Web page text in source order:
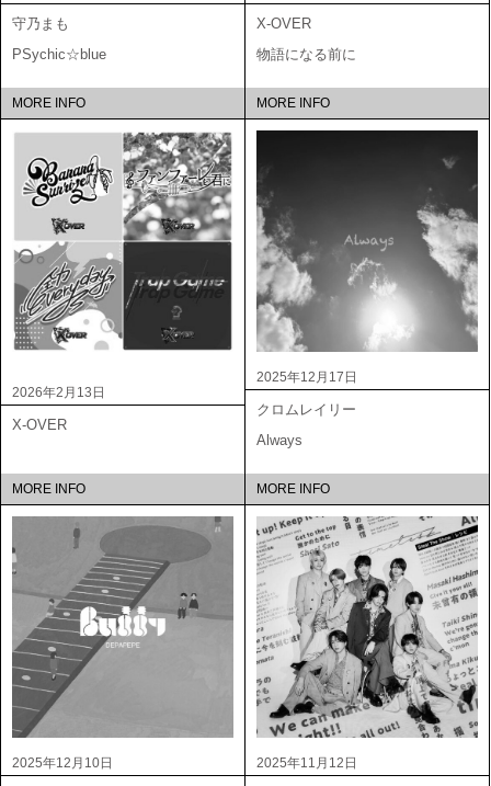
守乃まも
PSychic☆blue
MORE INFO
X-OVER
物語になる前に
MORE INFO
2026年2月13日
X-OVER
MORE INFO
2025年12月17日
クロムレイリー
Always
MORE INFO
2025年12月10日 2025年11月12日